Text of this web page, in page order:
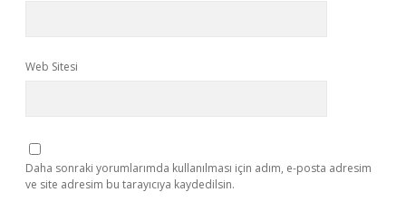
Web Sitesi
Daha sonraki yorumlarımda kullanılması için adım, e-posta adresim
ve site adresim bu tarayıcıya kaydedilsin.